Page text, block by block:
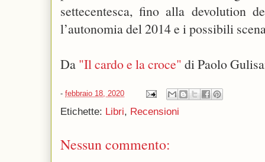
settecentesca, fino alla devolution
l’autonomia del 2014 e i possibili
Da "Il cardo e la croce" di Paolo
- febbraio 18, 2020
Etichette: Libri, Recensioni
Nessun commento: